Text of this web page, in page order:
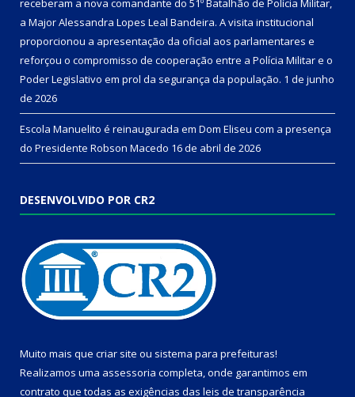
receberam a nova comandante do 51º Batalhão de Polícia Militar,
a Major Alessandra Lopes Leal Bandeira. A visita institucional
proporcionou a apresentação da oficial aos parlamentares e
reforçou o compromisso de cooperação entre a Polícia Militar e o
Poder Legislativo em prol da segurança da população. 1 de junho
de 2026
Escola Manuelito é reinaugurada em Dom Eliseu com a presença
do Presidente Robson Macedo 16 de abril de 2026
DESENVOLVIDO POR CR2
Muito mais que criar site ou sistema para prefeituras!
Realizamos uma assessoria completa, onde garantimos em
contrato que todas as exigências das leis de transparência